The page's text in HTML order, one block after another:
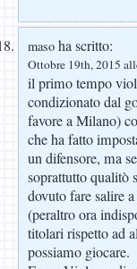
maso ha scritto:
Ottobre 19th, 2015
il primo tempo
condizionato dal
favore a Milano)
che ha fatto
un difensore, ma
soprattutto qualitò
dovuto fare salire
(peraltro ora
titolari rispetto ad
possiamo giocare.